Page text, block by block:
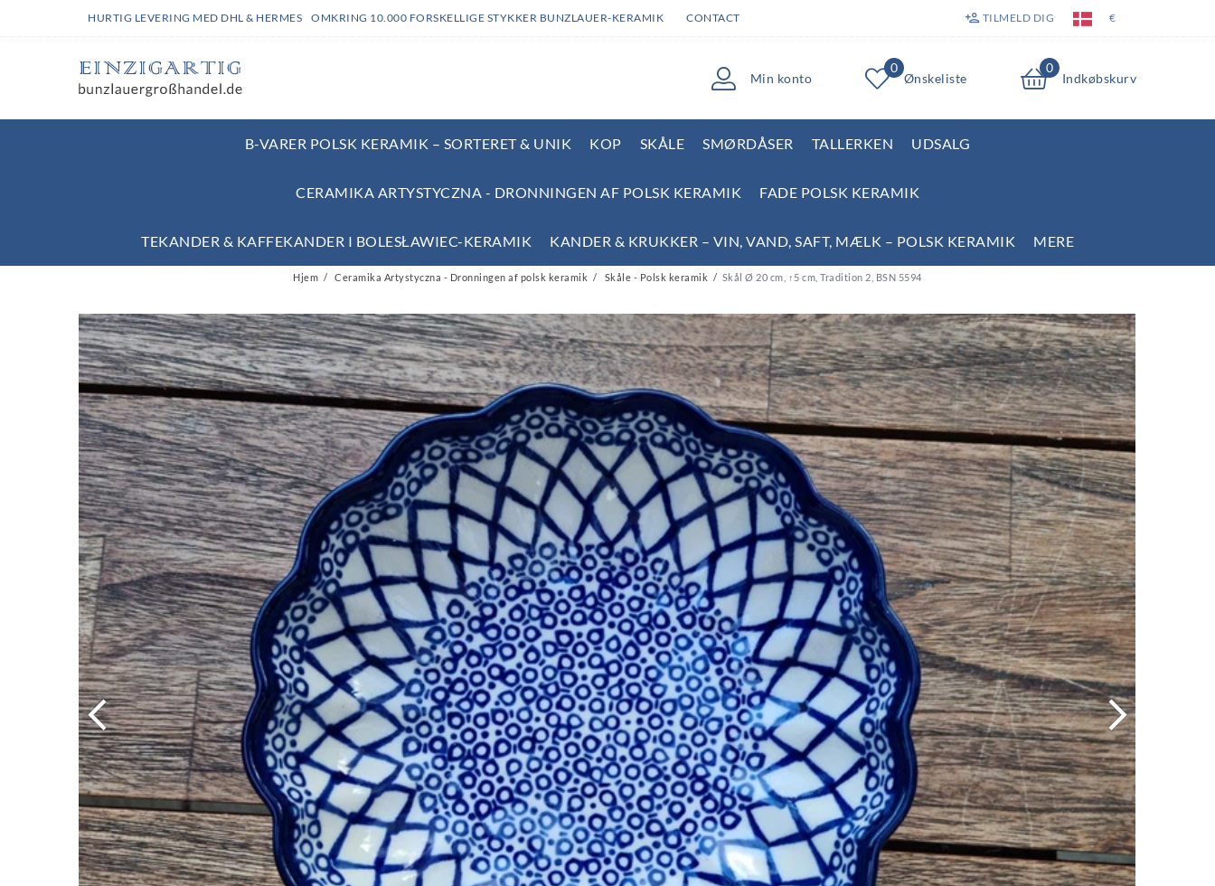
HURTIG LEVERING MED DHL & HERMES OMKRING 10.000 FORSKELLIGE STYKKER BUNZLAUER-KERAMIK CONTACT TILMELD DIG €
Min konto
0
Ønskeliste
0
Indkøbskurv
B-VARER POLSK KERAMIK – SORTERET & UNIK KOP SKÅLE SMØRDÅSER TALLERKEN UDSALG
CERAMIKA ARTYSTYCZNA - DRONNINGEN AF POLSK KERAMIK FADE POLSK KERAMIK
TEKANDER & KAFFEKANDER I BOLESŁAWIEC-KERAMIK KANDER & KRUKKER – VIN, VAND, SAFT, MÆLK – POLSK KERAMIK MERE
Hjem Ceramika Artystyczna - Dronningen af polsk keramik Skåle - Polsk keramik Skål Ø 20 cm, ↑5 cm, Tradition 2, BSN 5594